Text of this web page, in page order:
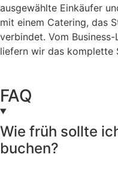
ausgewählte Einkäufer
mit einem Catering, das
verbindet. Vom
liefern wir das komplette
FAQ
Wie früh sollte
buchen?